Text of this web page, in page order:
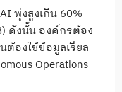
พุ่งสูงเกิน 60%
ดังนั้น องค์กรต้อง
องใช้ข้อมูลเรียล
Operations